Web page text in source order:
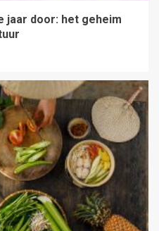
jaar door: het geheim